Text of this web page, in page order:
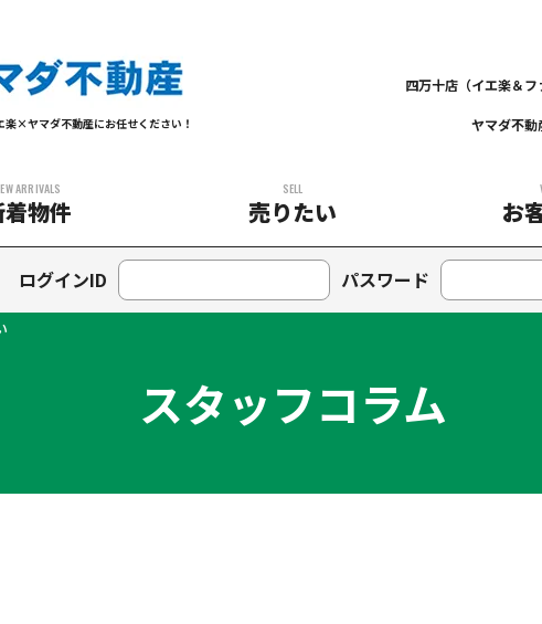
×ヤマダ不動産にお任せください！
四万十店（イエ楽＆フ
ヤマダ不動
ARRIVALS
物件
SELL
売りたい お
ログインID パスワード
スタッフコラム